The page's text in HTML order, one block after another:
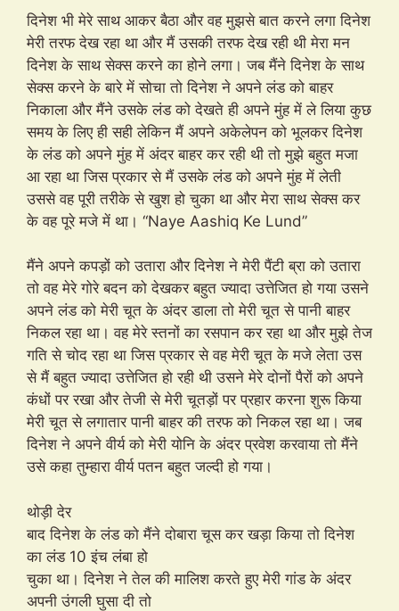
दिनेश भी मेरे साथ आकर बैठा और वह मुझसे बात करने लगा दिनेश
मेरी तरफ देख रहा था और मैं उसकी तरफ देख रही थी मेरा मन
दिनेश के साथ सेक्स करने का होने लगा। जब मैंने दिनेश के साथ
सेक्स करने के बारे में सोचा तो दिनेश ने अपने लंड को बाहर
निकाला और मैंने उसके लंड को देखते ही अपने मुंह में ले लिया कुछ
समय के लिए ही सही लेकिन मैं अपने अकेलेपन को भूलकर दिनेश
के लंड को अपने मुंह में अंदर बाहर कर रही थी तो मुझे बहुत मजा
आ रहा था जिस प्रकार से मैं उसके लंड को अपने मुंह में लेती
उससे वह पूरी तरीके से खुश हो चुका था और मेरा साथ सेक्स कर
के वह पूरे मजे में था। “Naye Aashiq Ke Lund”
मैंने अपने कपड़ों को उतारा और दिनेश ने मेरी पैंटी ब्रा को उतारा
तो वह मेरे गोरे बदन को देखकर बहुत ज्यादा उत्तेजित हो गया उसने
अपने लंड को मेरी चूत के अंदर डाला तो मेरी चूत से पानी बाहर
निकल रहा था। वह मेरे स्तनों का रसपान कर रहा था और मुझे तेज
गति से चोद रहा था जिस प्रकार से वह मेरी चूत के मजे लेता उस
से मैं बहुत ज्यादा उत्तेजित हो रही थी उसने मेरे दोनों पैरों को अपने
कंधों पर रखा और तेजी से मेरी चूतड़ों पर प्रहार करना शुरू किया
मेरी चूत से लगातार पानी बाहर की तरफ को निकल रहा था। जब
दिनेश ने अपने वीर्य को मेरी योनि के अंदर प्रवेश करवाया तो मैंने
उसे कहा तुम्हारा वीर्य पतन बहुत जल्दी हो गया।
थोड़ी देर
बाद दिनेश के लंड को मैंने दोबारा चूस कर खड़ा किया तो दिनेश
का लंड 10 इंच लंबा हो
चुका था। दिनेश ने तेल की मालिश करते हुए मेरी गांड के अंदर
अपनी उंगली घुसा दी तो